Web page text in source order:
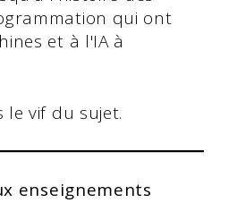
qui ont
et à l'IA à
le vif du sujet.
enseignements